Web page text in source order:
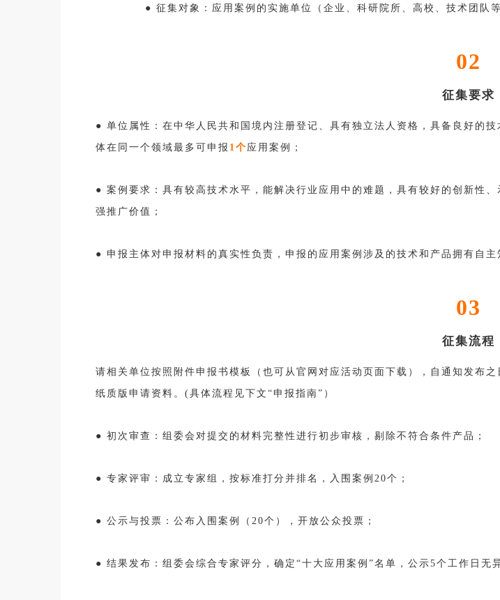
● 征集对象：应用案例的实施单位（企业、科研院所、高校、技术团队
02
征集要求
● 单位属性：在中华人民共和国境内注册登记、具有独立法人资格，具备良好的
体在同一个领域最多可申报 1个 应用案例；
● 案例要求：具有较高技术水平，能解决行业应用中的难题，具有较好的创新性
强推广价值；
● 申报主体对申报材料的真实性负责，申报的应用案例涉及的技术和产品拥有自主
03
征集流程
请相关单位按照附件申报书模板（也可从官网对应活动页面下载），自通知发布
纸质版申请资料。(具体流程见下文“申报指南”）
● 初次审查：组委会对提交的材料完整性进行初步审核，剔除不符合条件产品；
● 专家评审：成立专家组，按标准打分并排名，入围案例20个；
● 公示与投票：公布入围案例（20个），开放公众投票；
● 结果发布：组委会综合专家评分，确定“十大应用案例”名单，公示5个工作日无